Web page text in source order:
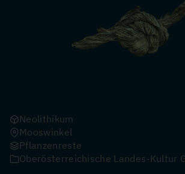
Neolithikum
Mooswinkel
Pflanzenreste
Oberösterreichische Landes-Kultur